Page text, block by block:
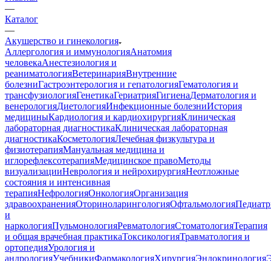
—
Каталог
—
Акушерство и гинекология
Аллергология и иммунологияАнатомия
человекаАнестезиология и
реаниматологияВетеринарияВнутренние
болезниГастроэнтерология и гепатологияГематология и
трансфузиологияГенетикаГериатрияГигиенаДерматология и
венерологияДиетологияИнфекционные болезниИстория
медициныКардиология и кардиохирургияКлиническая
лабораторная диагностикаКлиническая лабораторная
диагностикаКосметологияЛечебная физкультура и
физиотерапияМануальная медицина и
иглорефлексотерапияМедицинское правоМетоды
визуализацииНеврология и нейрохирургияНеотложные
состояния и интенсивная
терапияНефрологияОнкологияОрганизация
здравоохраненияОториноларингологияОфтальмология
и
наркологияПульмонологияРевматологияСтоматологияТерапия
и общая врачебная практикаТоксикологияТравматология и
ортопедияУрология и
андрологияУчебникиФармакологияХирургияЭндокринология